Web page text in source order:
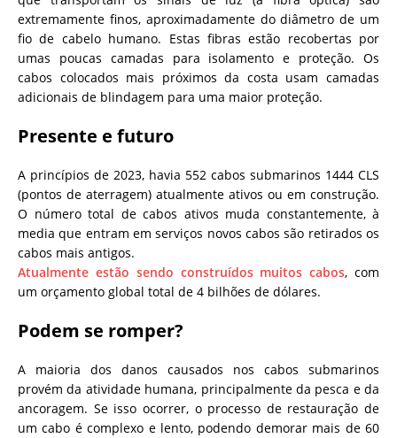
extremamente finos, aproximadamente do diâmetro de um
fio de cabelo humano. Estas fibras estão recobertas por
umas poucas camadas para isolamento e proteção. Os
cabos colocados mais próximos da costa usam camadas
adicionais de blindagem para uma maior proteção.
Presente e futuro
A princípios de 2023, havia 552 cabos submarinos 1444 CLS
(pontos de aterragem) atualmente ativos ou em construção.
O número total de cabos ativos muda constantemente, à
media que entram em serviços novos cabos são retirados os
cabos mais antigos.
Atualmente estão sendo construídos muitos cabos, com
um orçamento global total de 4 bilhões de dólares.
Podem se romper?
A maioria dos danos causados nos cabos submarinos
provém da atividade humana, principalmente da pesca e da
ancoragem. Se isso ocorrer, o processo de restauração de
um cabo é complexo e lento, podendo demorar mais de 60